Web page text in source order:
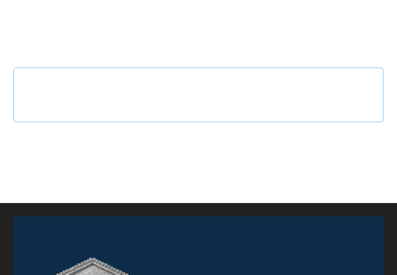
Что будет с наличными деньгами при цифровом